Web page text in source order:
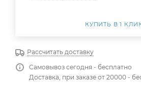
КУПИТЬ В 1
Рассчитать доставку
Самовывоз сегодня - бесплатно
Доставка, при заказе от 20000 -